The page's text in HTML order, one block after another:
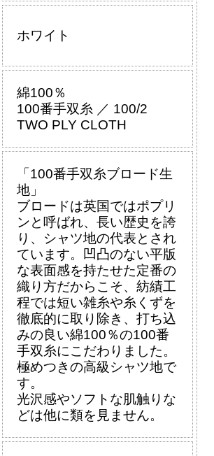
ホワイト
綿100％
100番手双糸 ／ 100/2
TWO PLY CLOTH
「100番手双糸ブロード生
地」
ブロードは英国ではポプリ
ンと呼ばれ、長い歴史を誇
り、シャツ地の代表とされ
ています。凹凸のない平版
な表面感を持たせた定番の
織り方だからこそ、紡績工
程では短い雑糸や糸くずを
徹底的に取り除き、打ち込
みの良い綿100％の100番
手双糸にこだわりました。
極めつきの高級シャツ地で
す。
光沢感やソフトな肌触りな
どは他に類を見ません。